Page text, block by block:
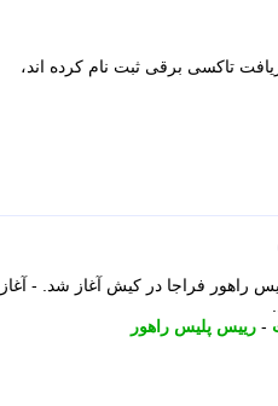
تهران با بیان اینکه تاکنون هزارو 400 نفر برای دریافت تاکسی برقی ثبت نام کرده اند،
کارکرد با حضور رییس پلیس راهور فراجا در کیش آغاز شد. - آغاز
- رییس پلیس راهور